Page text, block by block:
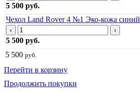
5 500 руб.
Чехол Land Rover 4 №1 Эко-кожа синий
‹ ›
5 500 руб.
5 500 руб.
Перейти в корзину
Продолжить покупки